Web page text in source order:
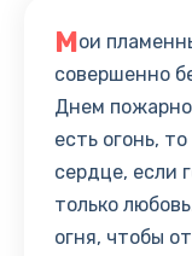
Мои
совершенно
Днем
есть огонь,
сердце, если
только
огня, чтобы